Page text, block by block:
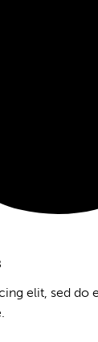
elit, sed do